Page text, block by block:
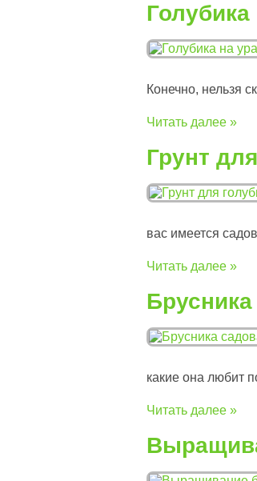
Конечно, нельзя
Читать далее »
Грунт
вас имеется
Читать далее »
какие она любит
Читать далее »